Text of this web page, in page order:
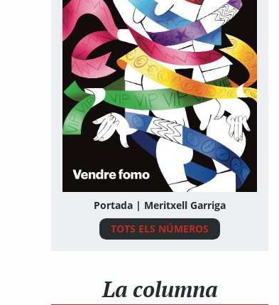
Portada | Meritxell Garriga
TOTS ELS NÚMEROS
La columna